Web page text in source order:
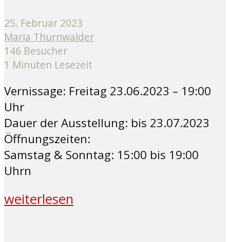
25. Februar 2023
Maria Thurnwalder
146 Besucher
1 Minuten Lesezeit
Vernissage: Freitag 23.06.2023 – 19:00
Uhr
Dauer der Ausstellung: bis 23.07.2023
Öffnungszeiten:
Samstag & Sonntag: 15:00 bis 19:00
Uhrn
weiterlesen